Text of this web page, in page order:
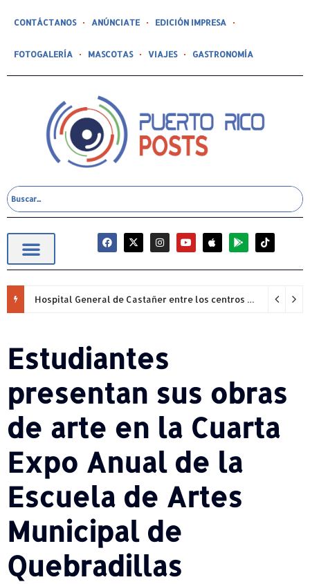
CONTÁCTANOS ANÚNCIATE EDICIÓN IMPRESA
FOTOGALERÍA MASCOTAS VIAJES GASTRONOMÍA
Hospital General de Castañer entre los centros de salud comunitarios con mejor desempeño clínico de Estados Unidos
Estudiantes
presentan sus obras
de arte en la Cuarta
Expo Anual de la
Escuela de Artes
Municipal de
Quebradillas